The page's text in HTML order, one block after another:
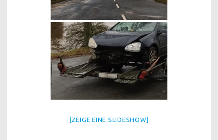
[ZEIGE EINE SLIDESHOW]